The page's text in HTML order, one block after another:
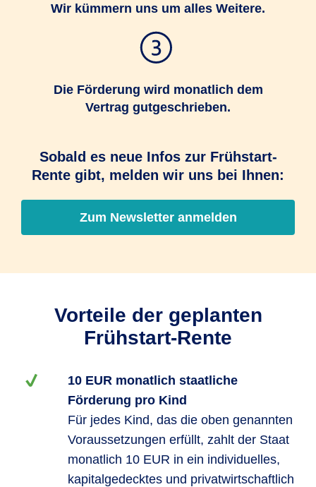
Wir kümmern uns um alles Weitere.
Die Förderung wird monatlich dem
Vertrag gutgeschrieben.
Sobald es neue Infos zur Frühstart-
Rente gibt, melden wir uns bei Ihnen:
Zum Newsletter anmelden
Vorteile der geplanten
Frühstart-Rente
10 EUR monatlich staatliche
Förderung pro Kind
Für jedes Kind, das die oben genannten
Voraussetzungen erfüllt, zahlt der Staat
monatlich 10 EUR in ein individuelles,
kapitalgedecktes und privatwirtschaftlich